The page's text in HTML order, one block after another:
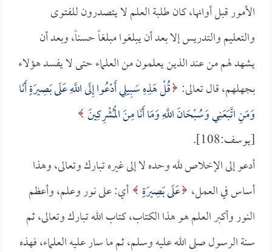
الأمور قبل أوانها، كان طلبة العلم لا يتصدرون للفتوى
والتعليم والتدريس إلا بعد أن يبلغوا مبلغاً حسناً، وبعد أن
يشهد لهم من عند الذين يعلمون من العلماء حتى لا يفسد هؤلاء
بجهلهم، قال تعالى: قُلْ هَذِهِ سَبِيلِي أَدْعُوا إِلَى اللَّهِ عَلَى بَصِيرَةٍ أَنَا
وَمَنِ اتَّبَعَنِي وَسُبْحَانَ اللَّهِ وَمَا أَنَا مِنَ الْمُشْرِكِينَ
[يوسف:108].
أدعو إلى الإخلاص لله وحده لا إلى غيره تبارك وتعالى، وهذا
أساس في العمل، عَلَى بَصِيرَةٍ أي: على نور وعلم، وأعظم
النور وأكبر العلم هو هذا الكتاب، كتاب الله تبارك وتعالى، ثم
سنة الرسول صلى الله عليه وسلم، ثم ما سار عليه العلماء، فهذه